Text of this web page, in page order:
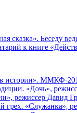
сказка». Беседу
к книге
истории». ММКФ-
«Дочь»,
режиссер Давид
грех. «Служанка»,